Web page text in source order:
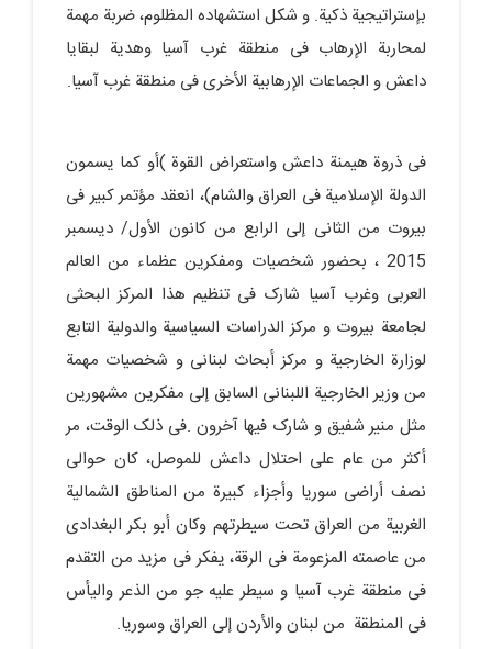
بإستراتیجیة ذکیة. و شکل استشهاده المظلوم، ضربة مهمة
لمحاربة الإرهاب فی منطقة غرب آسیا وهدیة لبقایا
داعش و الجماعات الإرهابیة الأخرى فی منطقة غرب آسیا.
فی ذروة هیمنة داعش واستعراض القوة )أو کما یسمون
الدولة الإسلامیة فی العراق والشام)، انعقد مؤتمر کبیر فی
بیروت من الثانی إلى الرابع من کانون الأول/ دیسمبر
2015 ، بحضور شخصیات ومفکرین عظماء من العالم
العربی وغرب آسیا شارک فی تنظیم هذا المرکز البحثی
لجامعة بیروت و مرکز الدراسات السیاسیة والدولیة التابع
لوزارة الخارجیة و مرکز أبحاث لبنانی و شخصیات مهمة
من وزیر الخارجیة اللبنانی السابق إلى مفکرین مشهورین
مثل منیر شفیق و شارک فیها آخرون .فی ذلک الوقت، مر
أکثر من عام على احتلال داعش للموصل، کان حوالی
نصف أراضی سوریا وأجزاء کبیرة من المناطق الشمالیة
الغربیة من العراق تحت سیطرتهم وکان أبو بکر البغدادی
من عاصمته المزعومة فی الرقة، یفکر فی مزید من التقدم
فی منطقة غرب آسیا و سیطر علیه جو من الذعر والیأس
فی المنطقة من لبنان والأردن إلى العراق وسوریا.